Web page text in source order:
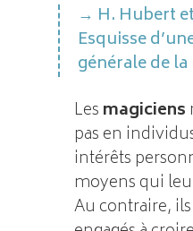
H. Hubert
Esquisse
générale de la
Lesmagiciens
pas en
intérêts
moyens qui
Au contraire,